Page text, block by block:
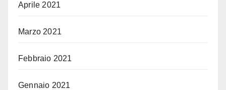
Aprile 2021
Marzo 2021
Febbraio 2021
Gennaio 2021